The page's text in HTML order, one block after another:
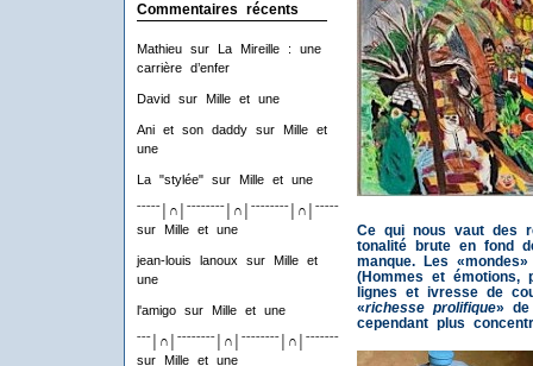
Commentaires récents
Mathieusur
La Mireille : une
carrière d’enfer
David sur Mille et une
Ani et son daddysur
Mille et
une
La "stylée"sur Mille et une
ˉˉˉˉˉ│∩│ˉˉˉˉˉˉˉˉ│∩│ˉˉˉˉˉˉˉˉ│∩│ˉˉˉˉˉˉˉˉ│∩│ˉˉˉˉ
sur
Mille et une
jean-louis lanoux sur
Mille et
une
l'amigosur Mille et une
ˉˉˉ│∩│ˉˉˉˉˉˉˉˉ│∩│ˉˉˉˉˉˉˉˉ│∩│ˉˉˉˉˉˉˉˉ│∩│ˉˉˉ
sur
Mille et une
Ce qui nous vaut des
tonalité brute en fond
manque. Les
(Hommes et émotions,
lignes et ivresse de
«richesse prolifique» de
cependant plus